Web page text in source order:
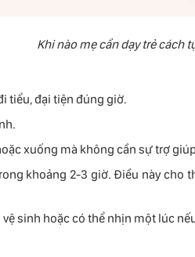
Khi nào mẹ cần dạy trẻ cách
tiểu, đại tiện đúng giờ.
xuống mà không cần sự trợ
khoảng 2-3 giờ. Điều này cho
sinh hoặc có thể nhịn một lúc